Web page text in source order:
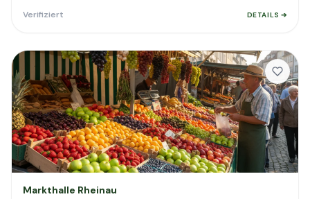
Verifiziert DETAILS ➔
Markthalle Rheinau